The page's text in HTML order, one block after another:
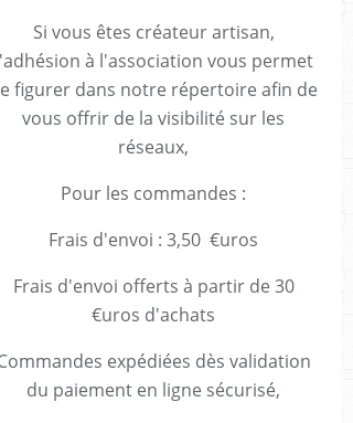
Si vous êtes créateur artisan,
à l'association vous permet
figurer dans notre répertoire afin de
vous offrir de la visibilité sur les
réseaux,
Pour les commandes :
Frais d'envoi : 3,50 €uros
Frais d'envoi offerts à partir de 30
€uros d'achats
expédiées dès validation
du paiement en ligne sécurisé,